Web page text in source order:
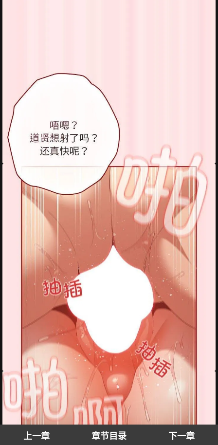
上一章 章节目录 下一章